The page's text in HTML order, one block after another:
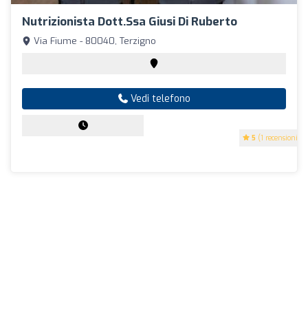
Nutrizionista Dott.ssa Giusi Di Ruberto
5 (1 recensioni)
Via Fiume - 80040, Terzigno
Vedi telefono